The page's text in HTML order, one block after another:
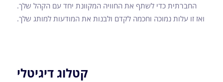
החברתית כדי לשתף את החוויה המקוונת יחד עם הקהל שלך.
ואז זו עלות נמוכה וחכמה לקדם ולבנות את המודעות למותג שלך.
קטלוג דיגיטלי